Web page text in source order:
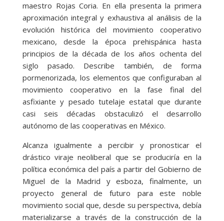
maestro Rojas Coria. En ella presenta la primera
aproximación integral y exhaustiva al análisis de la
evolución histórica del movimiento cooperativo
mexicano, desde la época prehispánica hasta
principios de la década de los años ochenta del
siglo pasado. Describe también, de forma
pormenorizada, los elementos que configuraban al
movimiento cooperativo en la fase final del
asfixiante y pesado tutelaje estatal que durante
casi seis décadas obstaculizó el desarrollo
autónomo de las cooperativas en México.
Alcanza igualmente a percibir y pronosticar el
drástico viraje neoliberal que se produciría en la
política económica del país a partir del Gobierno de
Miguel de la Madrid y esboza, finalmente, un
proyecto general de futuro para este noble
movimiento social que, desde su perspectiva, debía
materializarse a través de la construcción de la